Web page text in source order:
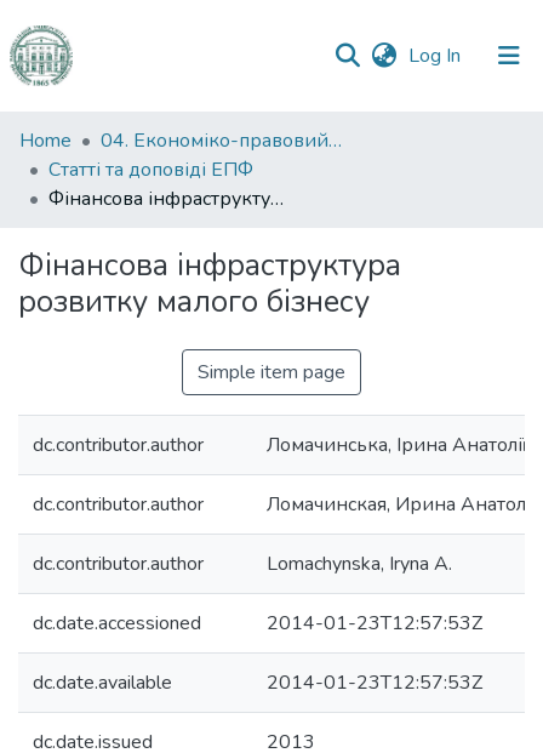
Log In (current)
Communities
&
Collections
Statistics
Home
04. Економіко-правовий факультет
Статті та доповіді ЕПФ
Фінансова інфраструктура розвитку малого бізнесу
Фінансова інфраструктура
розвитку малого бізнесу
Simple item page
dc.contributor.author Ломачинська, Ірина
dc.contributor.author Ломачинская, Ирина
dc.contributor.author Lomachynska, Iryna A.
dc.date.accessioned 2014-01-23T12:57:53Z
dc.date.available 2014-01-23T12:57:53Z
dc.date.issued 2013